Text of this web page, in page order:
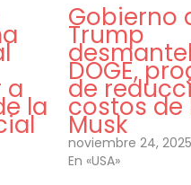
a
la
Gobierno
Trump
DOGE,
de
costos de
Musk
noviembre 24, 2025
En «USA»